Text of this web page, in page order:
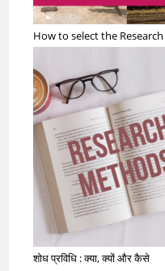
How to select the
शोध प्रविधि : क्या, क्यों और कैसे